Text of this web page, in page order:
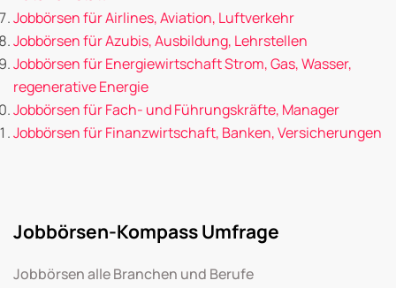
Jobbörsen für Airlines, Aviation, Luftverkehr
Jobbörsen für Azubis, Ausbildung, Lehrstellen
Jobbörsen für Energiewirtschaft Strom, Gas, Wasser,
regenerative Energie
Jobbörsen für Fach- und Führungskräfte, Manager
Jobbörsen für Finanzwirtschaft, Banken, Versicherungen
Jobbörsen-Kompass Umfrage
Jobbörsen alle Branchen und Berufe